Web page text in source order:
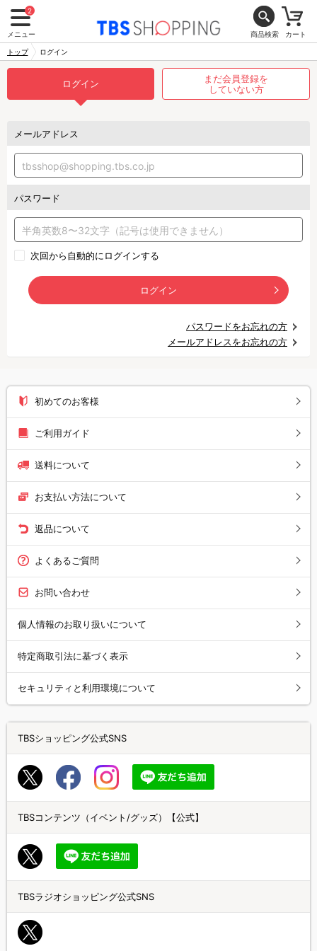
2
メニュー 商品検索 カート
トップ ログイン
ログイン
まだ会員登録を
していない方
メールアドレス
パスワード
次回から自動的にログインする
ログイン
パスワードをお忘れの方
メールアドレスをお忘れの方
初めてのお客様
ご利用ガイド
送料について
お支払い方法について
返品について
よくあるご質問
お問い合わせ
個人情報のお取り扱いについて
特定商取引法に基づく表示
セキュリティと利用環境について
TBSショッピング公式SNS
TBSコンテンツ（イベント/グッズ）【公式】
TBSラジオショッピング公式SNS